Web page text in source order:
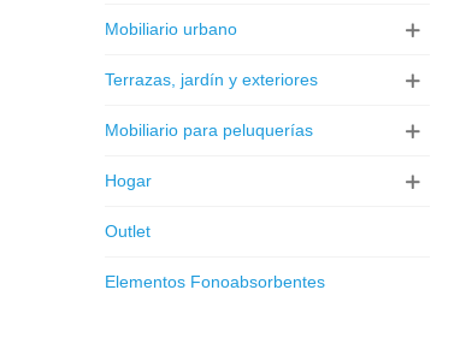
Mobiliario urbano
Terrazas, jardín y exteriores
Mobiliario para peluquerías
Hogar
Outlet
Elementos Fonoabsorbentes